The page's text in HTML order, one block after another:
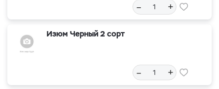
– +
Изюм Черный 2 сорт
– +